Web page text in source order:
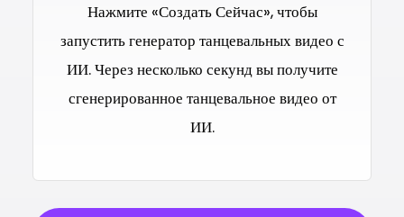
Нажмите «Создать Сейчас», чтобы
запустить генератор танцевальных видео с
ИИ. Через несколько секунд вы получите
сгенерированное танцевальное видео от
ИИ.